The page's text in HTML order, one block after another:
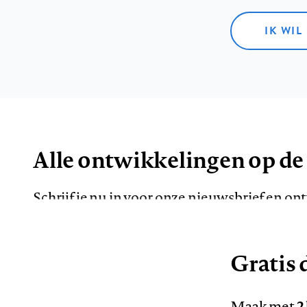
IK WIL
Alle ontwikkelingen op de
Schrijf je nu in voor onze nieuwsbrief en
Gratis